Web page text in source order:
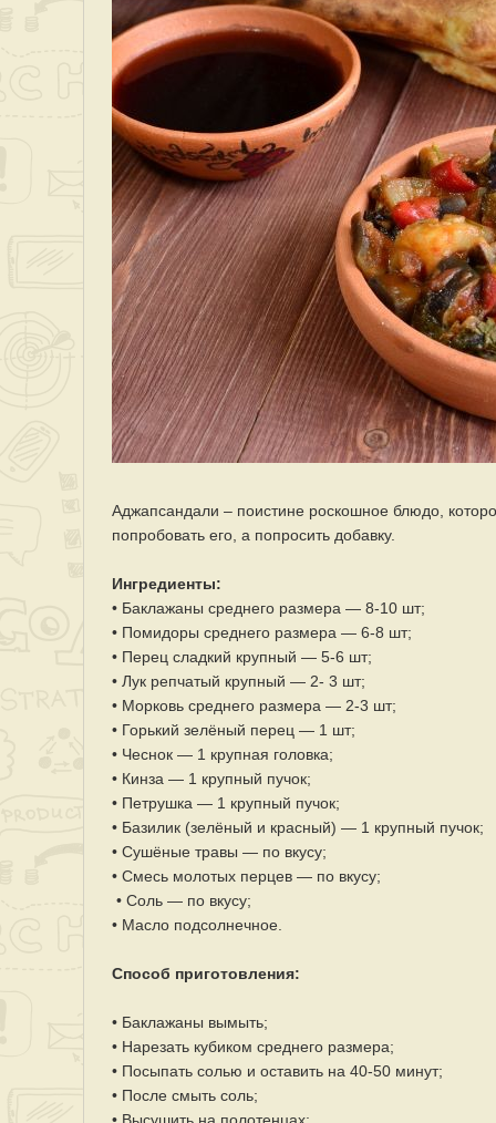
Аджапсандали – поистине роскошное блюдо,
попробовать его, а попросить добавку.
Ингредиенты:
• Баклажаны среднего размера — 8-10 шт;
• Помидоры среднего размера — 6-8 шт;
• Перец сладкий крупный — 5-6 шт;
• Лук репчатый крупный — 2- 3 шт;
• Морковь среднего размера — 2-3 шт;
• Горький зелёный перец — 1 шт;
• Чеснок — 1 крупная головка;
• Кинза — 1 крупный пучок;
• Петрушка — 1 крупный пучок;
• Базилик (зелёный и красный) — 1 крупный пучок;
• Сушёные травы — по вкусу;
• Смесь молотых перцев — по вкусу;
• Соль — по вкусу;
• Масло подсолнечное.
Способ приготовления:
• Баклажаны вымыть;
• Нарезать кубиком среднего размера;
• Посыпать солью и оставить на 40-50 минут;
• После смыть соль;